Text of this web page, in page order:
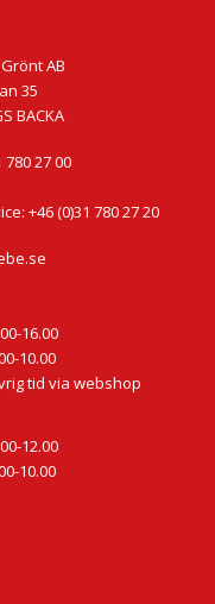
AB
35
BACKA
780 27 00
+46 (0)31 780 27 20
16.00
10.00
tid via webshop
12.00
10.00